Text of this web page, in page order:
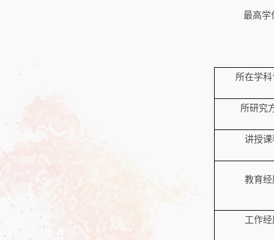
最高学
所在学
所研究
讲授课
教育经
工作经